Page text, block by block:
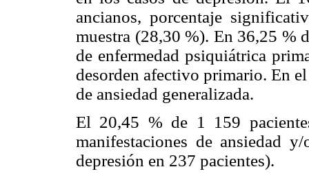
ancianos, porcentaje
muestra (28,30 %). En 36,25 %
de enfermedad psiquiátrica
desorden afectivo primario. En
de ansiedad generalizada.
El 20,45 % de 1 159
manifestaciones de ansiedad
depresión en 237 pacientes).